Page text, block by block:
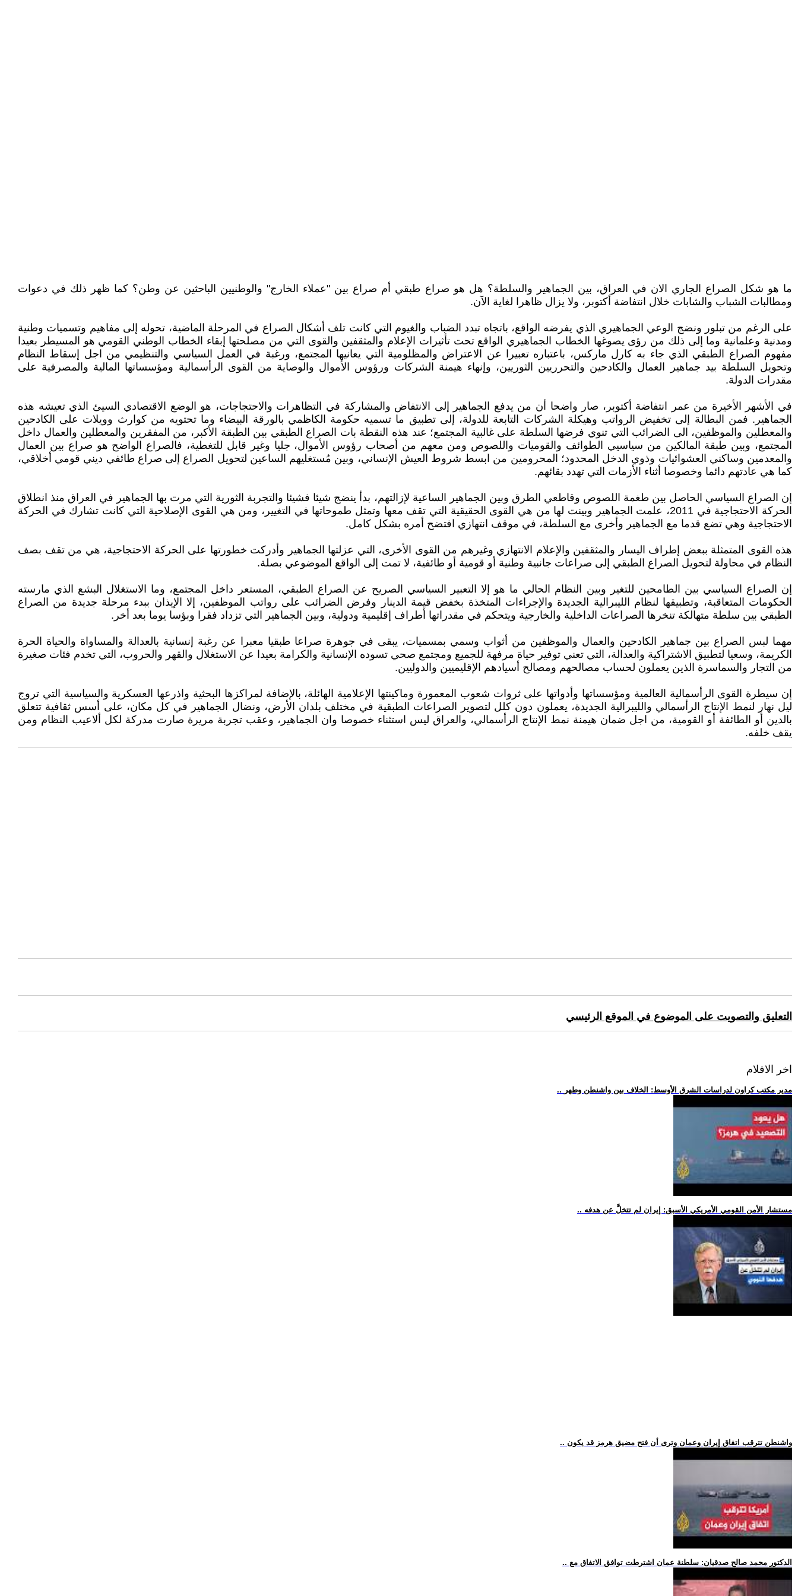
ما هو شكل الصراع الجاري الان في العراق، بين الجماهير والسلطة؟ هل هو صراع طبقي أم صراع بين "عملاء الخارج" والوطنيين الباحثين عن وطن؟ كما ظهر ذلك في دعوات
ومطالبات الشباب والشابات خلال انتفاضة أكتوبر، ولا يزال ظاهرا لغاية الآن.
على الرغم من تبلور ونضج الوعي الجماهيري الذي يفرضه الواقع، باتجاه تبدد الضباب والغيوم التي كانت تلف أشكال الصراع في المرحلة الماضية، تحوله إلى مفاهيم وتسميات وطنية
ومدنية وعلمانية وما إلى ذلك من رؤى يصوغها الخطاب الجماهيري الواقع تحت تأثيرات الإعلام والمثقفين والقوى التي من مصلحتها إبقاء الخطاب الوطني القومي هو المسيطر بعيدا
مفهوم الصراع الطبقي الذي جاء به كارل ماركس، باعتباره تعبيرا عن الاعتراض والمظلومية التي يعانيها المجتمع، ورغبة في العمل السياسي والتنظيمي من اجل إسقاط النظام
وتحويل السلطة بيد جماهير العمال والكادحين والتحرريين الثوريين، وإنهاء هيمنة الشركات ورؤوس الأموال والوصاية من القوى الرأسمالية ومؤسساتها المالية والمصرفية على
مقدرات الدولة.
في الأشهر الأخيرة من عمر انتفاضة أكتوبر، صار واضحا أن من يدفع الجماهير إلى الانتفاض والمشاركة في التظاهرات والاحتجاجات، هو الوضع الاقتصادي السيئ الذي تعيشه هذه
الجماهير. فمن البطالة إلى تخفيض الرواتب وهيكلة الشركات التابعة للدولة، إلى تطبيق ما تسميه حكومة الكاظمي بالورقة البيضاء وما تحتويه من كوارث وويلات على الكادحين
والمعطلين والموظفين، الى الضرائب التي تنوي فرضها السلطة على غالبية المجتمع؛ عند هذه النقطة بات الصراع الطبقي بين الطبقة الأكبر، من المفقرين والمعطلين والعمال داخل
المجتمع، وبين طبقة المالكين من سياسيي الطوائف والقوميات واللصوص ومن معهم من أصحاب رؤوس الأموال، جليا وغير قابل للتغطية، فالصراع الواضح هو صراع بين العمال
والمعدمين وساكني العشوائيات وذوي الدخل المحدود؛ المحرومين من ابسط شروط العيش الإنساني، وبين مُستغليهم الساعين لتحويل الصراع إلى صراع طائفي ديني قومي أخلاقي،
كما هي عادتهم دائما وخصوصا أثناء الأزمات التي تهدد بقائهم.
إن الصراع السياسي الحاصل بين طغمة اللصوص وقاطعي الطرق وبين الجماهير الساعية لإزالتهم، بدأ ينضج شيئا فشيئا والتجربة الثورية التي مرت بها الجماهير في العراق منذ انطلاق
الحركة الاحتجاجية في 2011، علمت الجماهير وبينت لها من هي القوى الحقيقية التي تقف معها وتمثل طموحاتها في التغيير، ومن هي القوى الإصلاحية التي كانت تشارك في الحركة
الاحتجاجية وهي تضع قدما مع الجماهير وأخرى مع السلطة، في موقف انتهازي افتضح أمره بشكل كامل.
هذه القوى المتمثلة ببعض إطراف اليسار والمثقفين والإعلام الانتهازي وغيرهم من القوى الأخرى، التي عزلتها الجماهير وأدركت خطورتها على الحركة الاحتجاجية، هي من تقف بصف
النظام في محاولة لتحويل الصراع الطبقي إلى صراعات جانبية وطنية أو قومية أو طائفية، لا تمت إلى الواقع الموضوعي بصلة.
إن الصراع السياسي بين الطامحين للتغير وبين النظام الحالي ما هو إلا التعبير السياسي الصريح عن الصراع الطبقي، المستعر داخل المجتمع، وما الاستغلال البشع الذي مارسته
الحكومات المتعاقبة، وتطبيقها لنظام الليبرالية الجديدة والإجراءات المتخذة بخفض قيمة الدينار وفرض الضرائب على رواتب الموظفين، إلا الإيذان ببدء مرحلة جديدة من الصراع
الطبقي بين سلطة متهالكة تنخرها الصراعات الداخلية والخارجية ويتحكم في مقدراتها أطراف إقليمية ودولية، وبين الجماهير التي تزداد فقرا وبؤسا يوما بعد أخر.
مهما لبس الصراع بين جماهير الكادحين والعمال والموظفين من أثواب وسمي بمسميات، يبقى في جوهرة صراعا طبقيا معبرا عن رغبة إنسانية بالعدالة والمساواة والحياة الحرة
الكريمة، وسعيا لتطبيق الاشتراكية والعدالة، التي تعني توفير حياة مرفهة للجميع ومجتمع صحي تسوده الإنسانية والكرامة بعيدا عن الاستغلال والقهر والحروب، التي تخدم فئات صغيرة
من التجار والسماسرة الذين يعملون لحساب مصالحهم ومصالح أسيادهم الإقليميين والدوليين.
إن سيطرة القوى الرأسمالية العالمية ومؤسساتها وأدواتها على ثروات شعوب المعمورة وماكينتها الإعلامية الهائلة، بالإضافة لمراكزها البحثية واذرعها العسكرية والسياسية التي تروج
ليل نهار لنمط الإنتاج الرأسمالي والليبرالية الجديدة، يعملون دون كلل لتصوير الصراعات الطبقية في مختلف بلدان الأرض، ونضال الجماهير في كل مكان، على أسس ثقافية تتعلق
بالدين أو الطائفة أو القومية، من اجل ضمان هيمنة نمط الإنتاج الرأسمالي، والعراق ليس استثناء خصوصا وان الجماهير، وعقب تجربة مريرة صارت مدركة لكل ألاعيب النظام ومن
يقف خلفه.
التعليق والتصويت على الموضوع في الموقع الرئيسي
اخر الافلام
.. مدير مكتب كراون لدراسات الشرق الأوسط: الخلاف بين واشنطن وطهر
.. مستشار الأمن القومي الأمريكي الأسبق: إيران لم تتخلَّ عن هدفه
.. واشنطن تترقب اتفاق إيران وعمان وترى أن فتح مضيق هرمز قد يكون
.. الدكتور محمد صالح صدقيان: سلطنة عمان اشترطت توافق الاتفاق مع